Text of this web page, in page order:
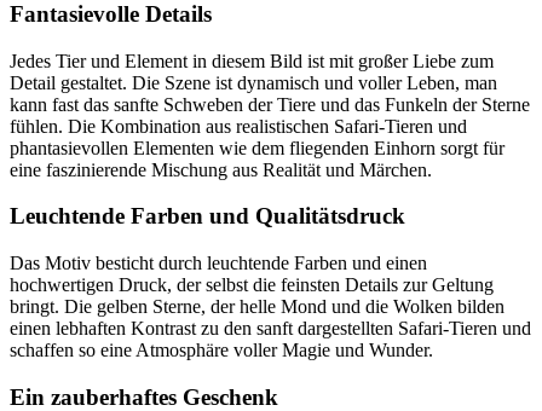
Fantasievolle Details
Jedes Tier und Element in diesem Bild ist mit großer Liebe zum
Detail gestaltet. Die Szene ist dynamisch und voller Leben, man
kann fast das sanfte Schweben der Tiere und das Funkeln der Sterne
fühlen. Die Kombination aus realistischen Safari-Tieren und
phantasievollen Elementen wie dem fliegenden Einhorn sorgt für
eine faszinierende Mischung aus Realität und Märchen.
Leuchtende Farben und Qualitätsdruck
Das Motiv besticht durch leuchtende Farben und einen
hochwertigen Druck, der selbst die feinsten Details zur Geltung
bringt. Die gelben Sterne, der helle Mond und die Wolken bilden
einen lebhaften Kontrast zu den sanft dargestellten Safari-Tieren und
schaffen so eine Atmosphäre voller Magie und Wunder.
Ein zauberhaftes Geschenk